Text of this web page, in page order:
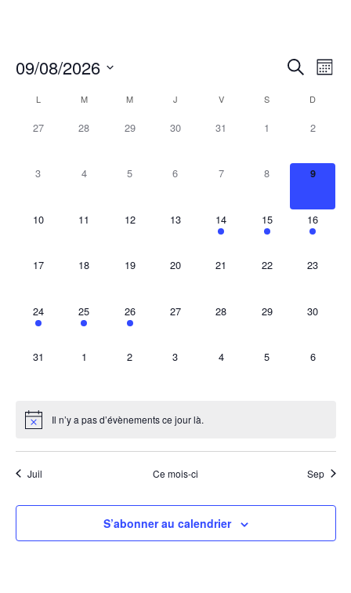
Recherche
et
de
Mois
09/08/2026
Calendrier
Évènements
L M M J V S D
0
27
0
28
0
29
0
30
0
31
01
0
2
0
3
0
4
0
5
0
6
0
7
0
8
0
9
0
10
0
11
0
12
0
évènement,
13
1
évènement,
14
1
évènement,
15
1
16
0
17
0
18
0
19
0
20
0
21
0
22
0
23
1
évènement,
24
2
évènements,
25
1
évènement,
26
0
27
0
28
0
29
0
30
0
31
01
0
2
0
3
0
4
0
5
0
6
Il n’y a pas d’évènements ce jour là.
Juil Ce mois-ci Sep
S’abonner au calendrier